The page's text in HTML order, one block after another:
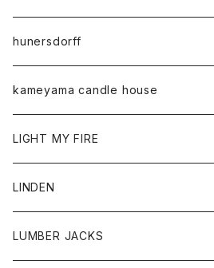
hunersdorff
kameyama candle house
LIGHT MY FIRE
LINDEN
LUMBER JACKS